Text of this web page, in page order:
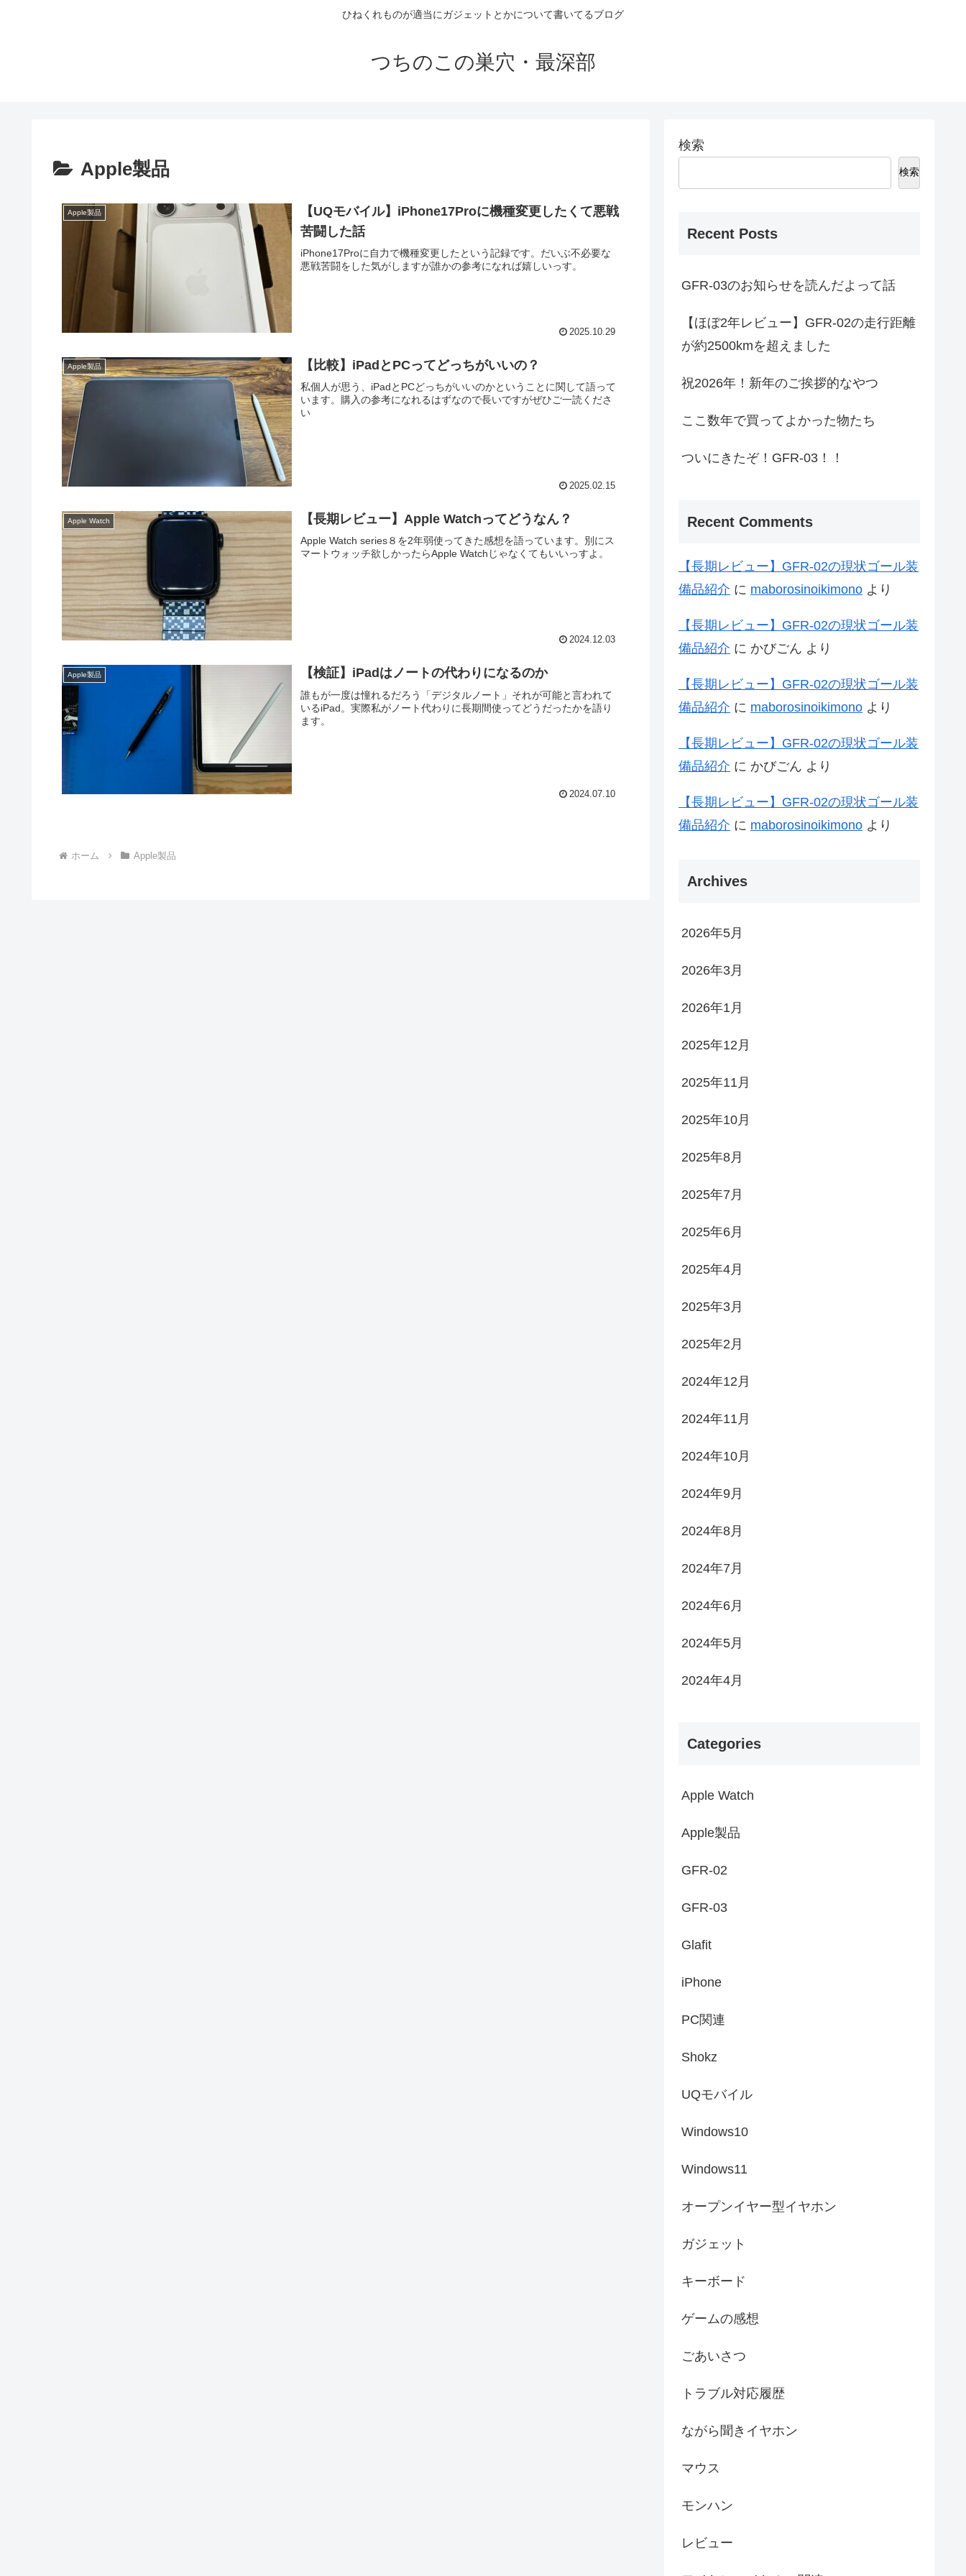
ひねくれものが適当にガジェットとかについて書いてるブログ
つちのこの巣穴・最深部
Apple製品
Apple製品
【UQモバイル】iPhone17Proに機種変更したくて悪戦
苦闘した話
iPhone17Proに自力で機種変更したという記録です。だいぶ不必要な
悪戦苦闘をした気がしますが誰かの参考になれば嬉しいっす。
2025.10.29
Apple製品 【比較】iPadとPCってどっちがいいの？
私個人が思う、iPadとPCどっちがいいのかということに関して語って
います。購入の参考になれるはずなので長いですがぜひご一読くださ
い
2025.02.15
Apple Watch 【長期レビュー】Apple Watchってどうなん？
Apple Watch series８を2年弱使ってきた感想を語っています。別にス
マートウォッチ欲しかったらApple Watchじゃなくてもいいっすよ。
2024.12.03
Apple製品 【検証】iPadはノートの代わりになるのか
誰もが一度は憧れるだろう「デジタルノート」それが可能と言われて
いるiPad。実際私がノート代わりに長期間使ってどうだったかを語り
ます。
2024.07.10
ホーム Apple製品
検索
検索
Recent Posts
GFR-03のお知らせを読んだよって話
【ほぼ2年レビュー】GFR-02の走行距離
が約2500kmを超えました
祝2026年！新年のご挨拶的なやつ
ここ数年で買ってよかった物たち
ついにきたぞ！GFR-03！！
Recent Comments
【長期レビュー】GFR-02の現状ゴール装
備品紹介 に maborosinoikimono より
【長期レビュー】GFR-02の現状ゴール装
備品紹介 に かびごん より
【長期レビュー】GFR-02の現状ゴール装
備品紹介 に maborosinoikimono より
【長期レビュー】GFR-02の現状ゴール装
備品紹介 に かびごん より
【長期レビュー】GFR-02の現状ゴール装
備品紹介 に maborosinoikimono より
Archives
2026年5月
2026年3月
2026年1月
2025年12月
2025年11月
2025年10月
2025年8月
2025年7月
2025年6月
2025年4月
2025年3月
2025年2月
2024年12月
2024年11月
2024年10月
2024年9月
2024年8月
2024年7月
2024年6月
2024年5月
2024年4月
Categories
Apple Watch
Apple製品
GFR-02
GFR-03
Glafit
iPhone
PC関連
Shokz
UQモバイル
Windows10
Windows11
オープンイヤー型イヤホン
ガジェット
キーボード
ゲームの感想
ごあいさつ
トラブル対応履歴
ながら聞きイヤホン
マウス
モンハン
レビュー